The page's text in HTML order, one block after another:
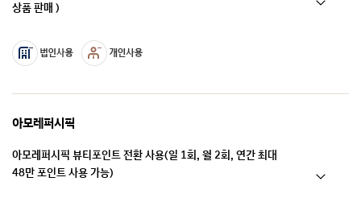
상품 판매 )
아모레퍼시픽
아모레퍼시픽 뷰티포인트 전환 사용(일 1회, 월 2회, 연간 최대
48만 포인트 사용 가능)